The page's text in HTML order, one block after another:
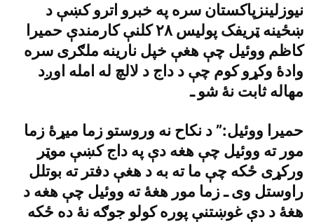
نيوزلينزپاکستان سره په خبرو اترو کښې د
ښځينه ټريفک پوليس ٢٨ کلنې کارمندې حميرا
کاظم ووئيل چې هغې خپل نارينه ملګرى سره
وادۀ وکړو کوم چې د داج د لالچ له امله اوږد
مهاله ثابت نۀ شو ـ
حميرا ووئيل:” د نکاح نه وروستو زما ميړۀ زما
مور ته ووئيل چې هغه دې په داج کښې موټر
ورکړى ځکه چې ما ته به د هغې دفتر ته بوتلل
راوستل وى ـ زما مور هغۀ ته ووئيل چې هغه د
هغۀ د دې غوښتنې پوره کولو جوګه نۀ ده ځکه